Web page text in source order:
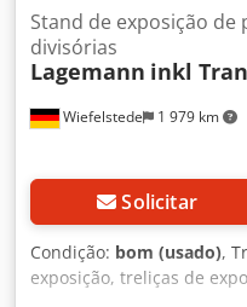
Wiefelstede 1 979 km
Stand de exposição de
divisórias
Lagemann inkl
Solicitar
Condição: bom (usado),
exposição, treliças de